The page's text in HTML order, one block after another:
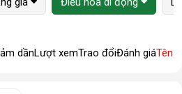
dầnLượt xemTrao đổiĐánh giáTên